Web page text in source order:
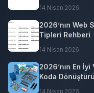
14 Nisan 2026
2026’nın Web
Tipleri Rehberi
14 Nisan 2026
2026’nın En
Koda
14 Nisan 2026